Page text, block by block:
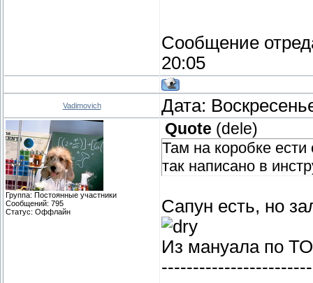
Сообщение
20:05
Vadimovich Дата:
Группа: Постоянные участники
Сообщений: 795
Статус: Оффлайн
Quote (dele)
Там на коробке
так написано в
Сапун есть, но
Из мануала по ТО